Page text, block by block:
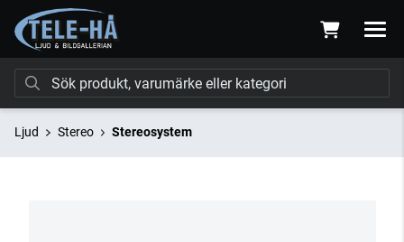
Ljud Stereo Stereosystem